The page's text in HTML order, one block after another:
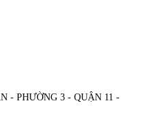
- PHƯỜNG 3 - QUẬN 11 -